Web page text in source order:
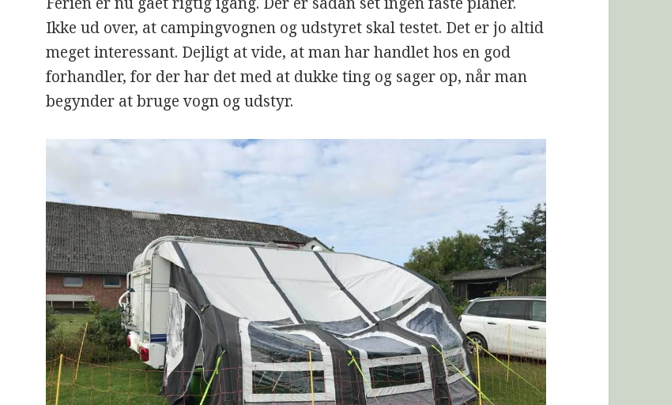
Ikke ud over, at campingvognen og udstyret skal testet. Det er jo altid
meget interessant. Dejligt at vide, at man har handlet hos en god
forhandler, for der har det med at dukke ting og sager op, når man
begynder at bruge vogn og udstyr.